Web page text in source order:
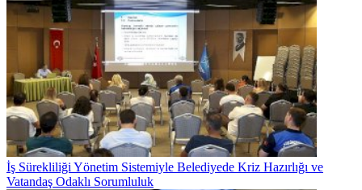
İş Sürekliliği Yönetim Sistemiyle Belediyede Kriz Hazırlığı ve
Vatandaş Odaklı Sorumluluk